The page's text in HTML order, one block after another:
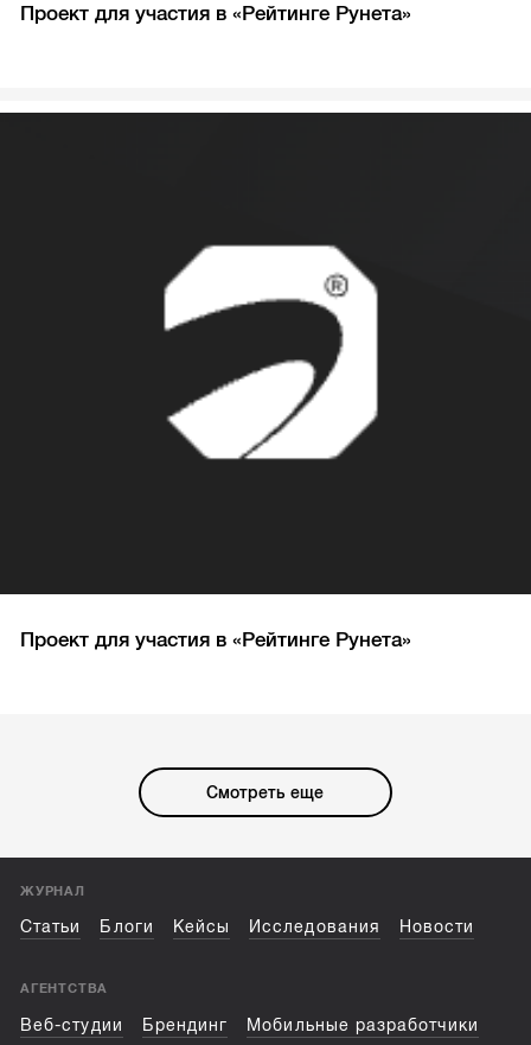
Проект для участия в «Рейтинге Рунета»
Проект для участия в «Рейтинге Рунета»
Смотреть еще
ЖУРНАЛ
Статьи Блоги Кейсы Исследования Новости
АГЕНТСТВА
Веб-студии Брендинг
Мобильные разработчики